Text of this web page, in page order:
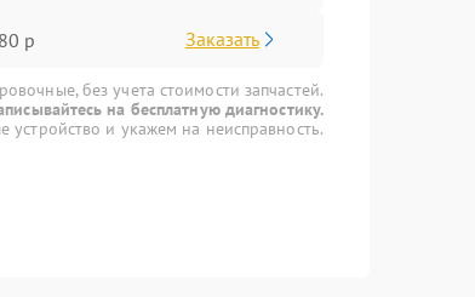
р Заказать
без учета стоимости запчастей.
на бесплатную диагностику.
и укажем на неисправность.